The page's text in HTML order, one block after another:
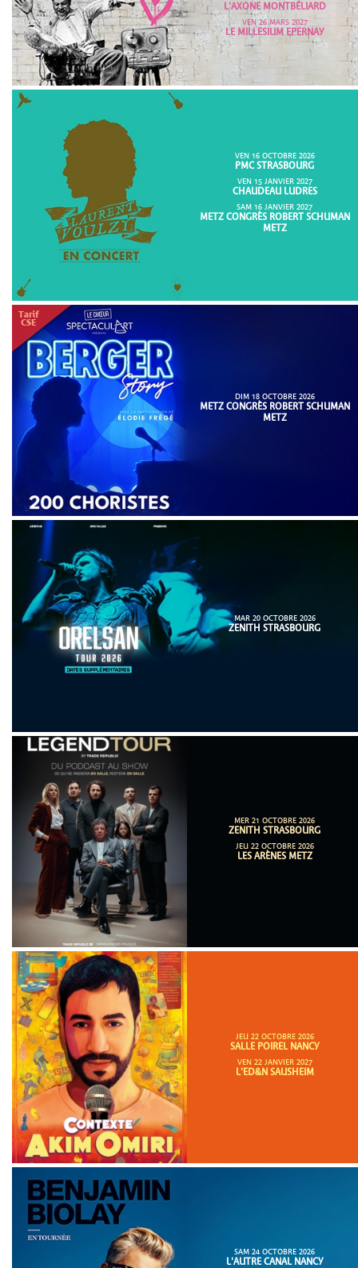
L'AXONE MONTBÉLIARD
VEN 26 MARS 2027
LE MILLESIUM EPERNAY
VEN 16 OCTOBRE 2026
PMC STRASBOURG
VEN 15 JANVIER 2027
CHAUDEAU LUDRES
SAM 16 JANVIER 2027
METZ CONGRÈS ROBERT SCHUMAN
METZ
DIM 18 OCTOBRE 2026
METZ CONGRÈS ROBERT SCHUMAN
METZ
MAR 20 OCTOBRE 2026
ZENITH STRASBOURG
MER 21 OCTOBRE 2026
ZENITH STRASBOURG
JEU 22 OCTOBRE 2026
LES ARÈNES METZ
JEU 22 OCTOBRE 2026
SALLE POIREL NANCY
VEN 22 JANVIER 2027
L'ED&N SAUSHEIM
SAM 24 OCTOBRE 2026
L'AUTRE CANAL NANCY